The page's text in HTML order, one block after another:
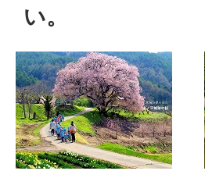
い。